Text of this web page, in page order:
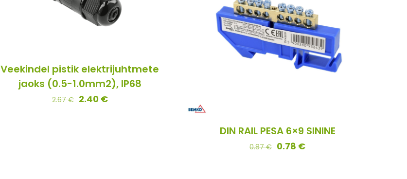
Veekindel pistik elektrijuhtmete
jaoks (0.5-1.0mm2), IP68
2.67€ 2.40 €
DIN RAIL PESA 6×9 SININE
0.87€ 0.78 €